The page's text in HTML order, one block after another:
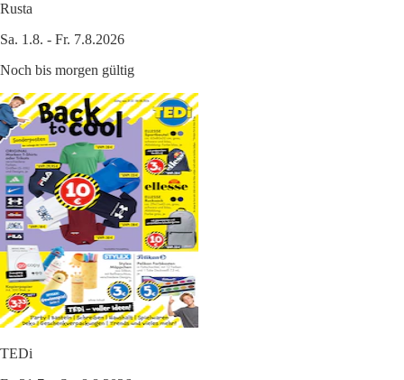
Rusta
Sa. 1.8. - Fr. 7.8.2026
Noch bis morgen gültig
TEDi